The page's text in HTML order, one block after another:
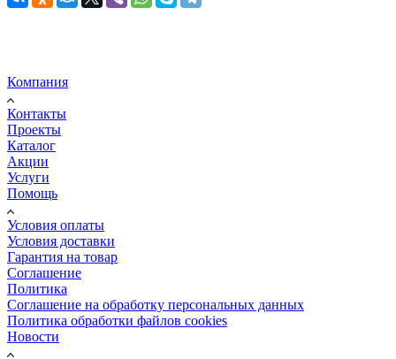
Компания
Контакты
Проекты
Каталог
Акции
Услуги
Помощь
Условия оплаты
Условия доставки
Гарантия на товар
Соглашение
Политика
Соглашение на обработку персональных данных
Политика обработки файлов cookies
Новости